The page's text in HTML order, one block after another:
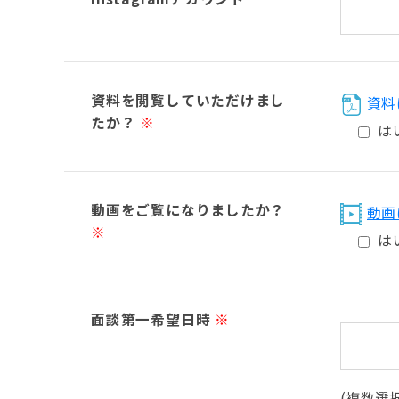
資料を閲覧していただけまし
たか？ ※
資
は
動画をご覧になりましたか？
※
動
は
面談第一希望日時 ※